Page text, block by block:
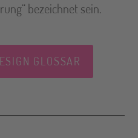
bezeichnet sein.
GLOSSAR